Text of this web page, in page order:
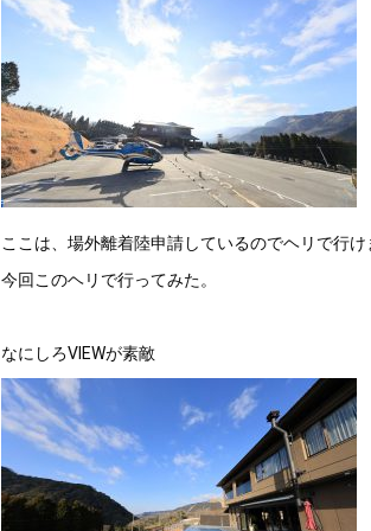
ここは、場外離着陸申請しているのでヘリで行け
今回このヘリで行ってみた。
なにしろVIEWが素敵